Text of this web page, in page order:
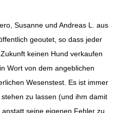
Susanne und Andreas L. aus
geoutet, so dass jeder
keinen Hund verkaufen
Wort von dem angeblichen
Wesenstest. Es ist immer
zu lassen (und ihm damit
seine eigenen Fehler zu